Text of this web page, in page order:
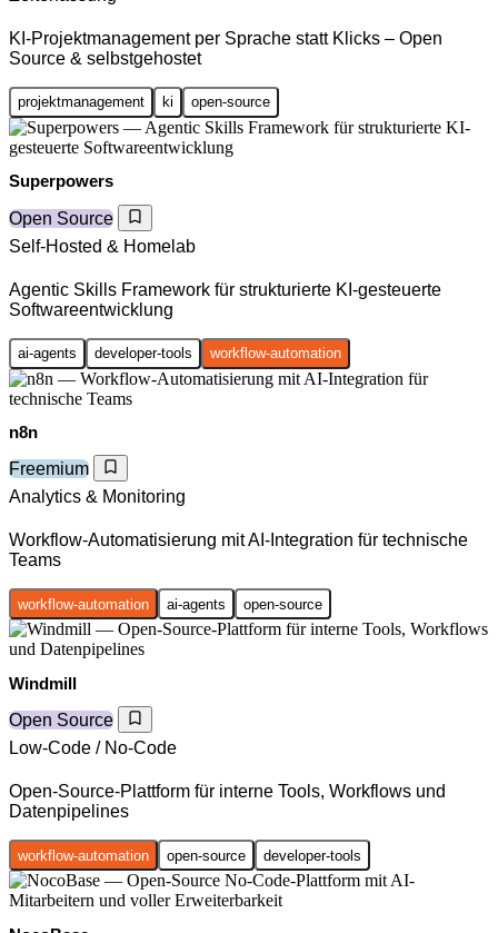
KI-Projektmanagement per Sprache statt Klicks – Open
Source & selbstgehostet
projektmanagement ki open-source
Superpowers
Open Source
Self-Hosted & Homelab
Agentic Skills Framework für strukturierte KI-gesteuerte
Softwareentwicklung
ai-agents developer-tools workflow-automation
n8n
Freemium
Analytics & Monitoring
Workflow-Automatisierung mit AI-Integration für technische
Teams
workflow-automation ai-agents open-source
Windmill
Open Source
Low-Code / No-Code
Open-Source-Plattform für interne Tools, Workflows und
Datenpipelines
workflow-automation open-source developer-tools